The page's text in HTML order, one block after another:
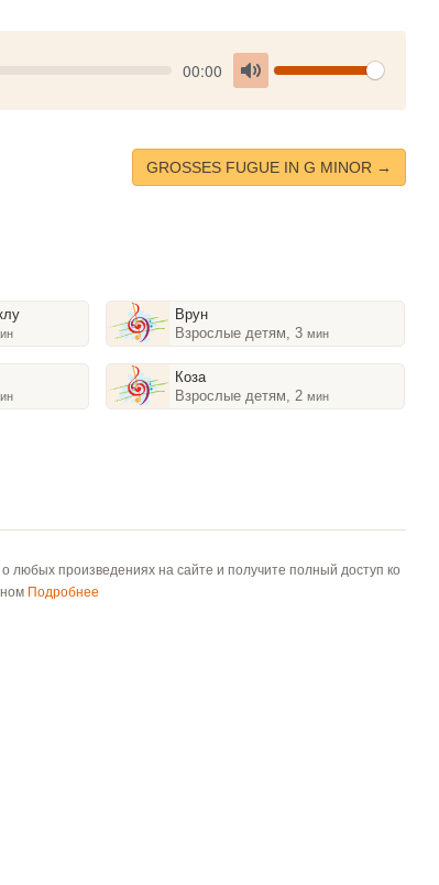
Current
time
00:00
Toggle
Volume
GROSSES FUGUE IN G MINOR →
Врун
Взрослые детям, 3мин
Коза
Взрослые детям, 2мин
любых произведениях на сайте и получите полный доступ ко
Подробнее